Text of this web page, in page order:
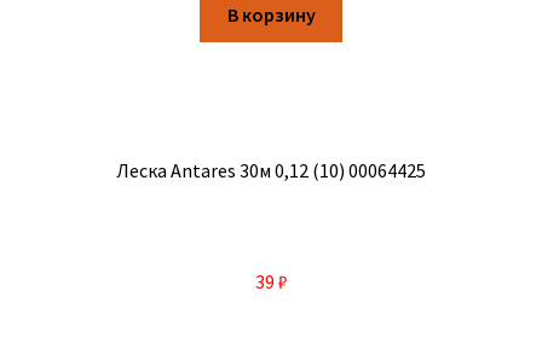
В корзину
Леска Antares 30м 0,12 (10) 00064425
39 ₽